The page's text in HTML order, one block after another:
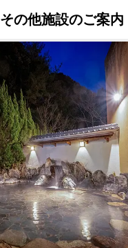
その他施設のご案内